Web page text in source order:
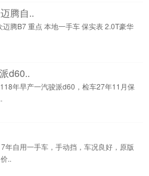
腾自..
腾B7 重点 本地一手车 保实表 2.0T豪华
d60..
年早产一汽骏派d60，检车27年11月保
年自用一手车，手动挡，车况良好，原版
..